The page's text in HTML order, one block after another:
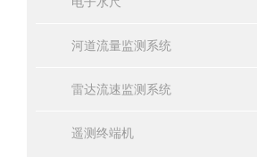
河道流量监测系统
雷达流速监测系统
遥测终端机